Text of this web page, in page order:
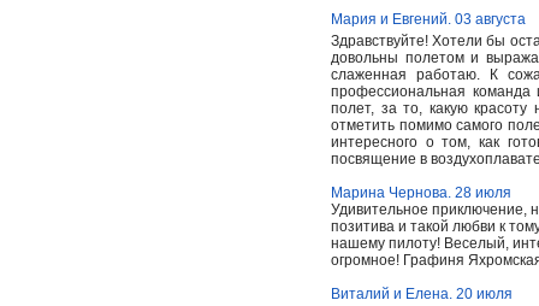
Мария и Евгений. 03 августа
Здравствуйте! Хотели бы
довольны полетом и
слаженная работаю. К
профессиональная
полет, за то, какую
отметить помимо самого
интересного о том, как
посвящение в
Марина Чернова. 28 июля
Удивительное приключение,
позитива и такой любви к
нашему пилоту! Веселый,
огромное! Графиня
Виталий и Елена. 20 июля